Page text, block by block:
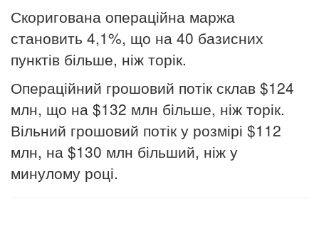
Скоригована операційна маржа
становить 4,1%, що на 40 базисних
пунктів більше, ніж торік.
Операційний грошовий потік склав $124
млн, що на $132 млн більше, ніж торік.
Вільний грошовий потік у розмірі $112
млн, на $130 млн більший, ніж у
минулому році.